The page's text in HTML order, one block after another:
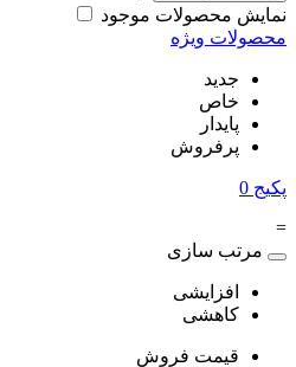
نمایش محصولات موجود
محصولات ویژه
جدید
خاص
پایدار
پرفروش
پکیج 0
=
مرتب سازی
افزایشی
کاهشی
قیمت فروش